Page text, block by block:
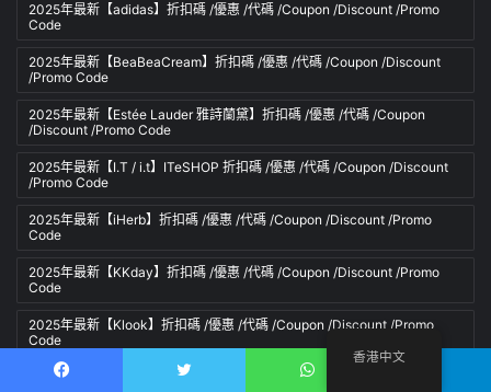
2025年最新【adidas】折扣碼 /優惠 /代碼 /Coupon /Discount /Promo
Code
2025年最新【BeaBeaCream】折扣碼 /優惠 /代碼 /Coupon /Discount
/Promo Code
2025年最新【Estée Lauder 雅詩蘭黛】折扣碼 /優惠 /代碼 /Coupon
/Discount /Promo Code
2025年最新【I.T / i.t】ITeSHOP 折扣碼 /優惠 /代碼 /Coupon /Discount
/Promo Code
2025年最新【iHerb】折扣碼 /優惠 /代碼 /Coupon /Discount /Promo
Code
2025年最新【KKday】折扣碼 /優惠 /代碼 /Coupon /Discount /Promo
Code
2025年最新【Klook】折扣碼 /優惠 /代碼 /Coupon /Discount /Promo
Code
2025年最新【Lookfantastic】折扣碼 /優惠 /代碼 /Coupon /Discount
香港中文